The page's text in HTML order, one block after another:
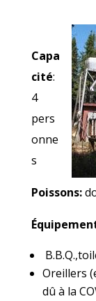
Capa
cité:
4
pers
onne
s
Poissons:
Oreillers
dû à la